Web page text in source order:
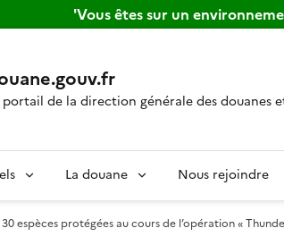
'Vous êtes sur un
portail de la direction générale des douanes
La douane Nous rejoindre
30 espèces protégées au cours de l’opération «